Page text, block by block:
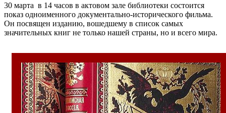
30 марта в 14 часов в актовом зале библиотеки состоится
показ одноименного документально-исторического фильма.
Он посвящен изданию, вошедшему в список самых
значительных книг не только нашей страны, но и всего мира.